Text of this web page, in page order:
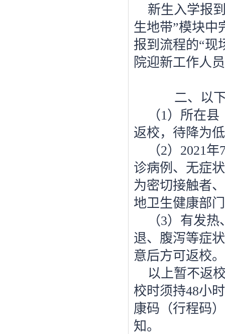
新生入学报
生地带”模块中
报到流程的“现
院迎新工作人
二、以
（1）所在县
返校，待降为
（2） 2021年
诊病例、无症
为密切接触者
地卫生健康部
（3）有发热
退、腹泻等症
意后方可返校。
以上暂不返
校时须持48小
康码（行程码
知。